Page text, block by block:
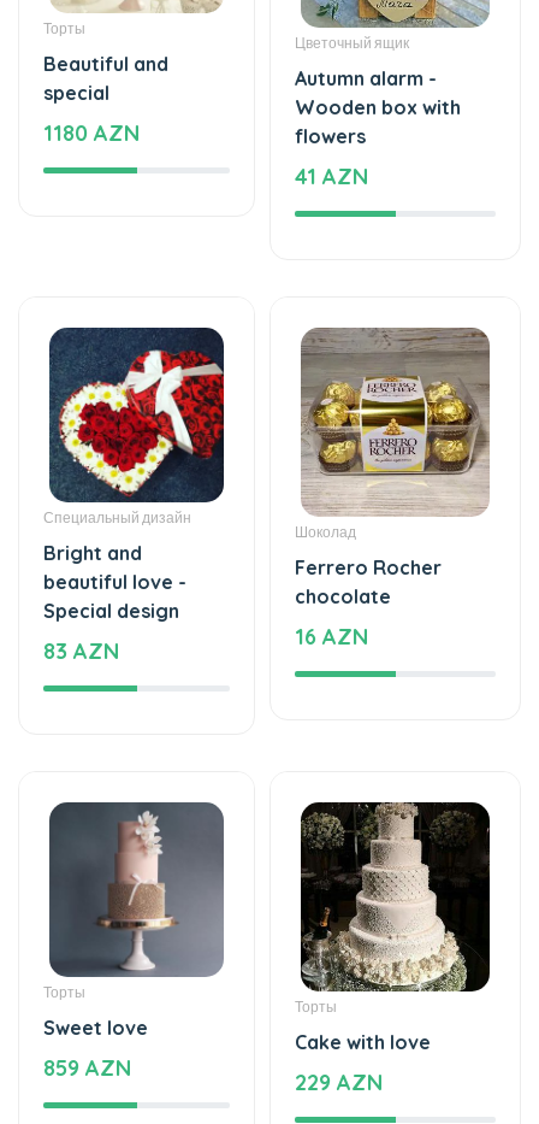
41 AZN
Специальный дизайн
Bright and
beautiful love -
Special design
83 AZN
Шоколад
Ferrero Rocher
chocolate
16 AZN
Sweet love
859 AZN
Торты
Cake with love
229 AZN